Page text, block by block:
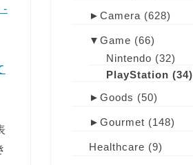
-
► Camera (628)
▼ Game (66)
Nintendo (32)
PlayStation (34)
► Goods (50)
► Gourmet (148)
Healthcare (9)